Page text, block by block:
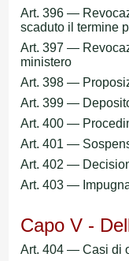
Art. 396 —
scaduto il termine
Art. 397 —
ministero
Art. 398 —
Art. 399 —
Art. 400 —
Art. 401 —
Art. 402 —
Art. 403 —
Capo V -
Art. 404 — Casi di